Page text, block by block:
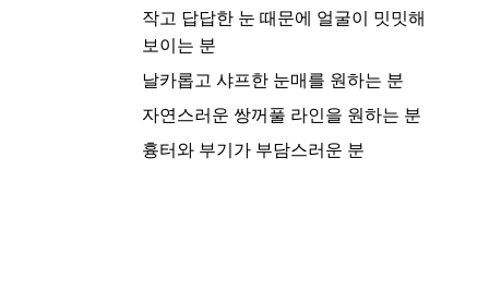
작고 답답한 눈 때문에 얼굴이 밋밋해
보이는 분
날카롭고 샤프한 눈매를 원하는 분
자연스러운 쌍꺼풀 라인을 원하는 분
흉터와 부기가 부담스러운 분